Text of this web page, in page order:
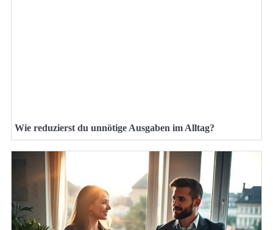
Wie reduzierst du unnötige Ausgaben im Alltag?